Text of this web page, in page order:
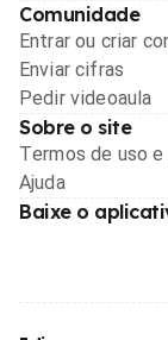
Comunidade
Entrar ou criar
Enviar cifras
Pedir videoaula
Sobre o site
Termos de uso
Ajuda
Baixe o